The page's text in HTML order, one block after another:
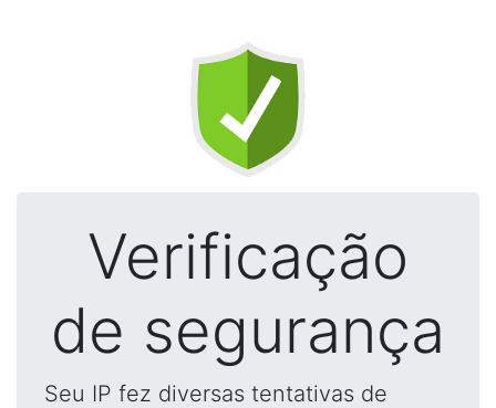
Verificação
de segurança
Seu IP fez diversas tentativas de